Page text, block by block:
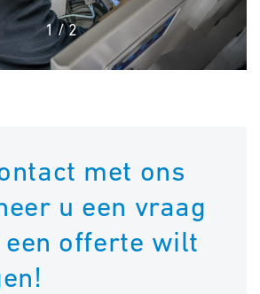
1/2
met ons
u een vraag
een offerte wilt